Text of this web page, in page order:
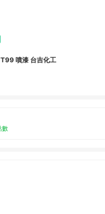
噴漆 台吉化工
數